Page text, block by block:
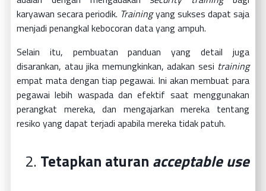
karyawan secara periodik. Trainingyang sukses dapat saja
menjadi penangkal kebocoran data yang ampuh.
Selain itu, pembuatan panduan yang detail juga
disarankan, atau jika memungkinkan, adakan sesi training
empat mata dengan tiap pegawai. Ini akan membuat para
pegawai lebih waspada dan efektif saat menggunakan
perangkat mereka, dan mengajarkan mereka tentang
resiko yang dapat terjadi apabila mereka tidak patuh.
Tetapkan aturan acceptable use